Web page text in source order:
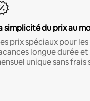
simplicité du prix au
prix spéciaux pour
longue durée
unique sans